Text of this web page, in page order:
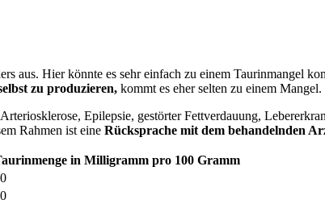
aus. Hier könnte es sehr einfach zu einem Taurinmangel
zu produzieren, kommt es eher selten zu einem
Epilepsie, gestörter Fettverdauung,
Rahmen ist eine Rücksprache mit dem behandelnden
in Milligramm pro 100 Gramm